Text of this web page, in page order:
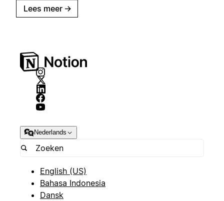
Lees meer →
Nederlands
English (US)
Bahasa Indonesia
Dansk